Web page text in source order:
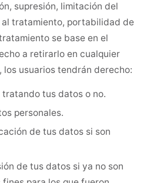
supresión, limitación del
tratamiento, portabilidad de
se base en el
a retirarlo en cualquier
los usuarios tendrán derecho:
tratando tus datos o no.
personales.
de tus datos si son
de tus datos si ya no son